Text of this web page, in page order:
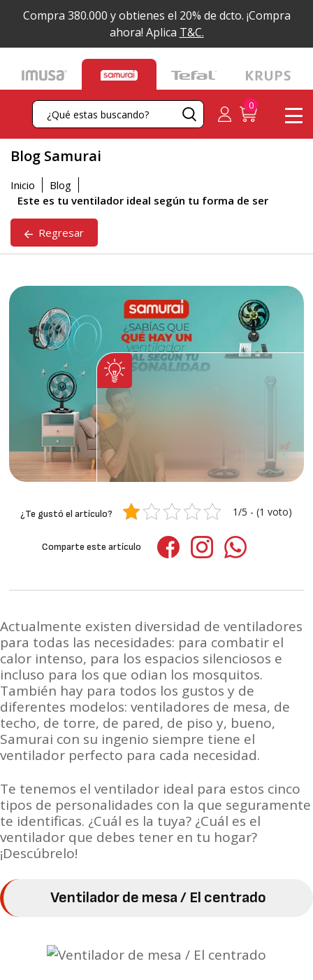
Compra 380.000 y obtienes el 20% de dcto. ¡Compra
ahora! Aplica T&C.
Blog Samurai
Inicio
Blog
Este es tu ventilador ideal según tu forma de ser
Regresar
Este es tu ventilador ideal
según tu forma de ser
Comparte este artículo
¿Te gustó el artículo? 1/5 - (1 voto)
Actualmente existen diversidad de ventiladores
para todas las necesidades: para combatir el
calor intenso, para los espacios silenciosos e
incluso para los que odian los mosquitos.
También hay para todos los gustos y de
diferentes modelos: ventiladores de mesa, de
techo, de torre, de pared, de piso y, bueno,
Samurai con su ingenio siempre tiene el
ventilador perfecto para cada necesidad.
Te tenemos el ventilador ideal para estos cinco
tipos de personalidades con la que seguramente
te identificas. ¿Cuál es la tuya? ¿Cuál es el
ventilador que debes tener en tu hogar?
¡Descúbrelo!
Ventilador de mesa / El centrado